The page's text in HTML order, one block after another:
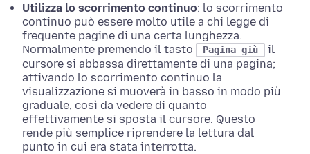
Utilizza lo scorrimento continuo: lo scorrimento
continuo può essere molto utile a chi legge di
frequente pagine di una certa lunghezza.
Normalmente premendo il tasto
Pagina giù
il
cursore si abbassa direttamente di una pagina;
attivando lo scorrimento continuo la
visualizzazione si muoverà in basso in modo più
graduale, così da vedere di quanto
effettivamente si sposta il cursore. Questo
rende più semplice riprendere la lettura dal
punto in cui era stata interrotta.